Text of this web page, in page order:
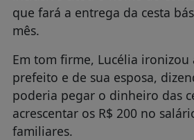
que fará a entrega da cesta
mês.
Em tom firme, Lucélia ironizou
prefeito e de sua esposa,
poderia pegar o dinheiro das
acrescentar os R$ 200 no
familiares.